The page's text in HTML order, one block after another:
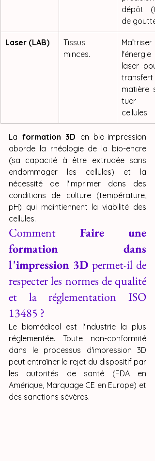
dépôt
de
Laser (LAB)
Tissus
minces.
Maîtriser
l'énergie
laser
transfert
matière
tuer
cellules.
La formation 3D en bio-impression
aborde la rhéologie de la bio-encre
(sa capacité à être extrudée sans
endommager les cellules) et la
nécessité de l'imprimer dans des
conditions de culture (température,
pH) qui maintiennent la viabilité des
cellules.
Comment Faire une
formation dans
l'impression 3D permet-il de
respecter les normes de qualité
et la réglementation ISO
13485 ?
Le biomédical est l'industrie la plus
réglementée. Toute non-conformité
dans le processus d'impression 3D
peut entraîner le rejet du dispositif par
les autorités de santé (FDA en
Amérique, Marquage CE en Europe) et
des sanctions sévères.